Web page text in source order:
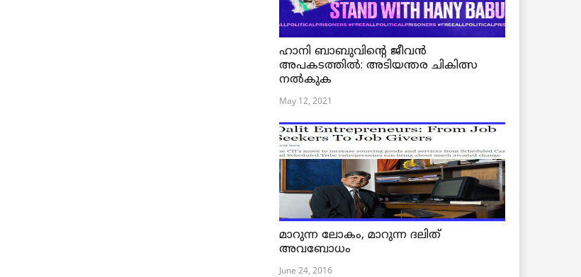
ഹാനി ബാബുവിന്റെ ജീവൻ
അപകടത്തിൽ: അടിയന്തര ചികിത്സ
നൽകുക
May 12, 2021
മാറുന്ന ലോകം, മാറുന്ന ദലിത്
അവബോധം
June 24, 2016